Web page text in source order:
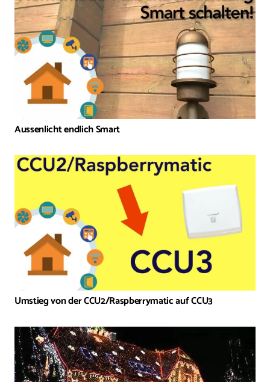
Aussenlicht endlich Smart
Umstieg von der CCU2/Raspberrymatic auf CCU3